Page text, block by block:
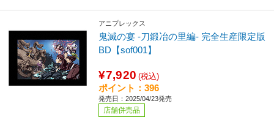
アニプレックス
鬼滅の宴 -刀鍛冶の里編- 完全生産限定版
BD【sof001】
¥7,920 (税込)
ポイント：396
発売日：2025/04/23発売
店舗併売品